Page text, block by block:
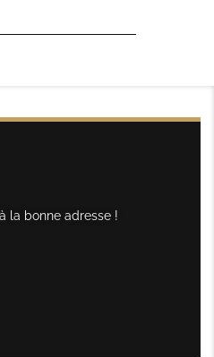
la bonne adresse !